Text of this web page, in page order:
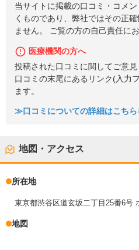
当サイトに掲載の口コミ・コメ
くものであり、弊社ではその正
ません。 ご覧の方の自己責任に
医療機関の方へ
投稿された口コミに関してご意
口コミの末尾にあるリンク(入力
ます。
≫口コミについての詳細はこちら
地図・アクセス
所在地
東京都渋谷区道玄坂二丁目25番6号
地図